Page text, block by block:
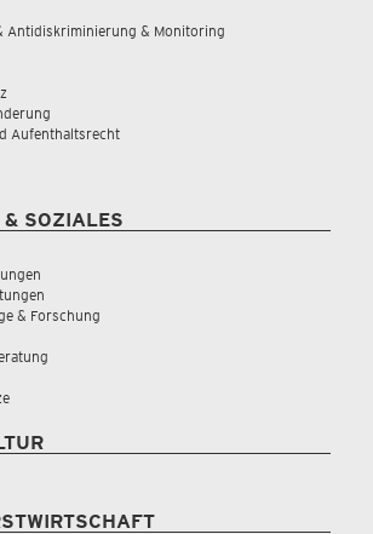
Antidiskriminierung & Monitoring
Aufenthaltsrecht
& SOZIALES
& Forschung